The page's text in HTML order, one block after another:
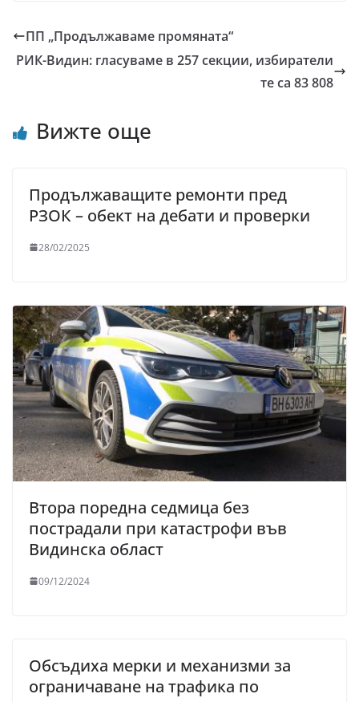
ПП „Продължаваме промяната“
РИК-Видин: гласуваме в 257 секции, избиратели
те са 83 808
Вижте още
Продължаващите ремонти пред
РЗОК – обект на дебати и проверки
28/02/2025
Втора поредна седмица без
пострадали при катастрофи във
Видинска област
09/12/2024
Обсъдиха мерки и механизми за
ограничаване на трафика по